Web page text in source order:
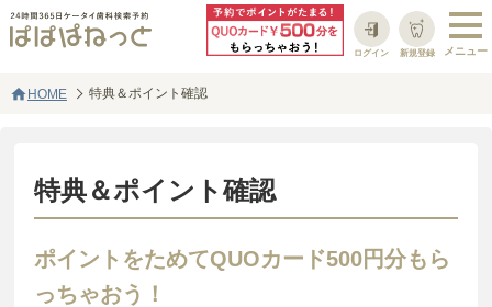
新規登録
ログイン
homeHOME 特典＆ポイント確認
特典＆ポイント確認
ポイントをためてQUOカード500円分もら
っちゃおう！